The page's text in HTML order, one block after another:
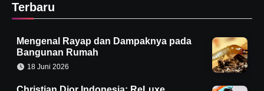
Terbaru
Mengenal Rayap dan Dampaknya pada
Bangunan Rumah
18 Juni 2026